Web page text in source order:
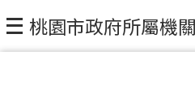
跳到主要內容區塊
桃園市政府所屬機關